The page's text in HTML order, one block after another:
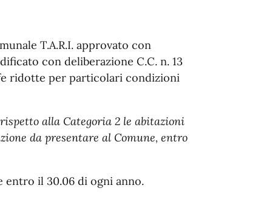
T.A.R.I. approvato con
con deliberazione C.C. n. 13
ridotte per particolari condizioni
alla Categoria 2 le abitazioni
da presentare al Comune, entro
il 30.06 di ogni anno.